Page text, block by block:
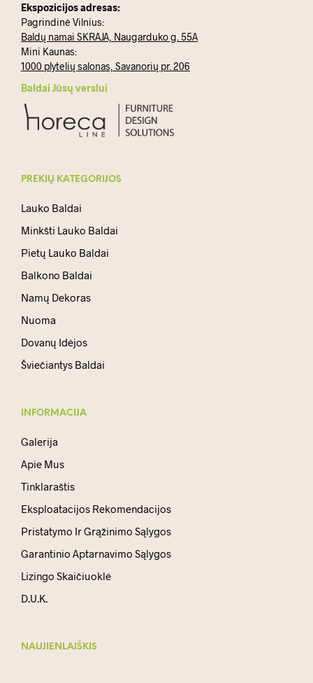
Ekspozicijos adresas:
Pagrindinė Vilnius:
Baldų namai SKRAJA, Naugarduko g. 55A
Mini Kaunas:
1000 plytelių salonas, Savanorių pr. 206
Baldai Jūsų verslui
PREKIŲ KATEGORIJOS
Lauko Baldai
Minkšti Lauko Baldai
Pietų Lauko Baldai
Balkono Baldai
Namų Dekoras
Nuoma
Dovanų Idėjos
Šviečiantys Baldai
INFORMACIJA
Galerija
Apie Mus
Tinklaraštis
Eksploatacijos Rekomendacijos
Pristatymo Ir Grąžinimo Sąlygos
Garantinio Aptarnavimo Sąlygos
Lizingo Skaičiuoklė
D.U.K.
NAUJIENLAIŠKIS